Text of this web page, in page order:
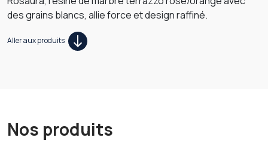
des grains blancs, allie force et design raffiné.
Aller aux produits
Nos produits